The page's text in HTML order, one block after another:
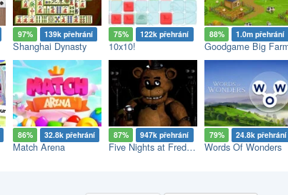
97% 139k přehrání
Shanghai Dynasty
75% 122k přehrání
10x10!
88% 1.0m přehrání
Goodgame Big
86% 32.8k přehrání
Match Arena
87% 947k přehrání
Five Nights at Freddy's
79% 24.8k přehrání
Words Of Wonders